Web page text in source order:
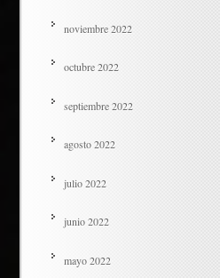
noviembre 2022
octubre 2022
septiembre 2022
agosto 2022
julio 2022
junio 2022
mayo 2022